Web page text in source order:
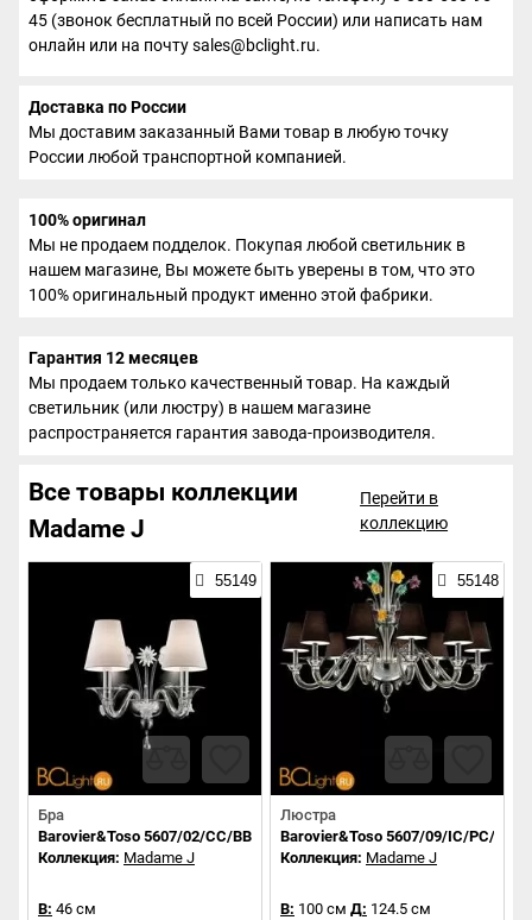
45 (звонок бесплатный по всей России) или написать нам
онлайн или на почту sales@bclight.ru.
Доставка по России
Мы доставим заказанный Вами товар в любую точку
России любой транспортной компанией.
100% оригинал
Мы не продаем подделок. Покупая любой светильник в
нашем магазине, Вы можете быть уверены в том, что это
100% оригинальный продукт именно этой фабрики.
Гарантия 12 месяцев
Мы продаем только качественный товар. На каждый
светильник (или люстру) в нашем магазине
распространяется гарантия завода-производителя.
Все товары коллекции
Madame J
Перейти в
коллекцию
55149
Бра
Barovier&Toso 5607/02/CC/BB/BB
Коллекция: Madame J
В: 46 см
55148
Люстра
Barovier&Toso 5607/09/IC/PC/NN
Коллекция: Madame J
В: 100 см Д: 124.5 см